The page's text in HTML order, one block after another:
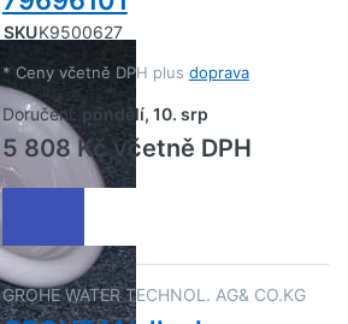
SKUK9500627
* Ceny včetně DPH plus doprava
Doručení: pondělí, 10. srp
5 808 Kč včetně DPH
GROHE WATER TECHNOL. AG& CO.KG